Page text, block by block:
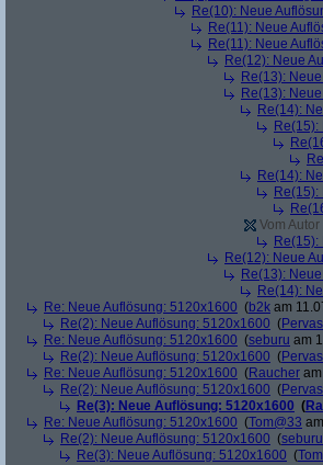
Re(10): Neue
Re(11): Neue
Re(11): Neue
Re(12): Neue
Re(13):
Re(13):
Re(14):
Re(14):
Vom
Re(12): Neue
Re(13):
Re(14):
Re: Neue Auflösung: 5120x1600 (b2k am
Re(2): Neue Auflösung: 5120x1600 (
Re: Neue Auflösung: 5120x1600 (seburu am
Re(2): Neue Auflösung: 5120x1600 (
Re: Neue Auflösung: 5120x1600 (Raucher
Re(2): Neue Auflösung: 5120x1600 (
Re(3): Neue Auflösung: 5120x1600 (
Re: Neue Auflösung: 5120x1600 (Tom@33
Re(2): Neue Auflösung: 5120x1600 (seburu
Re(3): Neue Auflösung: 5120x1600 (